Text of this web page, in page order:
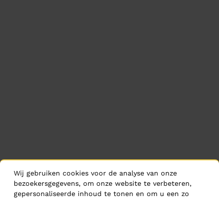
Wij gebruiken cookies voor de analyse van onze
bezoekersgegevens, om onze website te verbeteren,
gepersonaliseerde inhoud te tonen en om u een zo